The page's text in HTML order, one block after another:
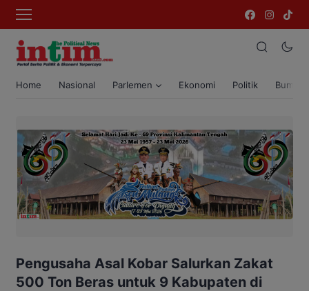
Home Nasional Parlemen Ekonomi Politik Bumi
Pengusaha Asal Kobar Salurkan Zakat
500 Ton Beras untuk 9 Kabupaten di